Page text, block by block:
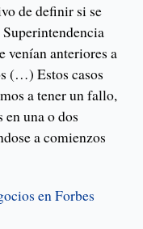
de definir si se
venían anteriores a
(…) Estos casos
a tener un fallo,
una o dos
a comienzos
en Forbes